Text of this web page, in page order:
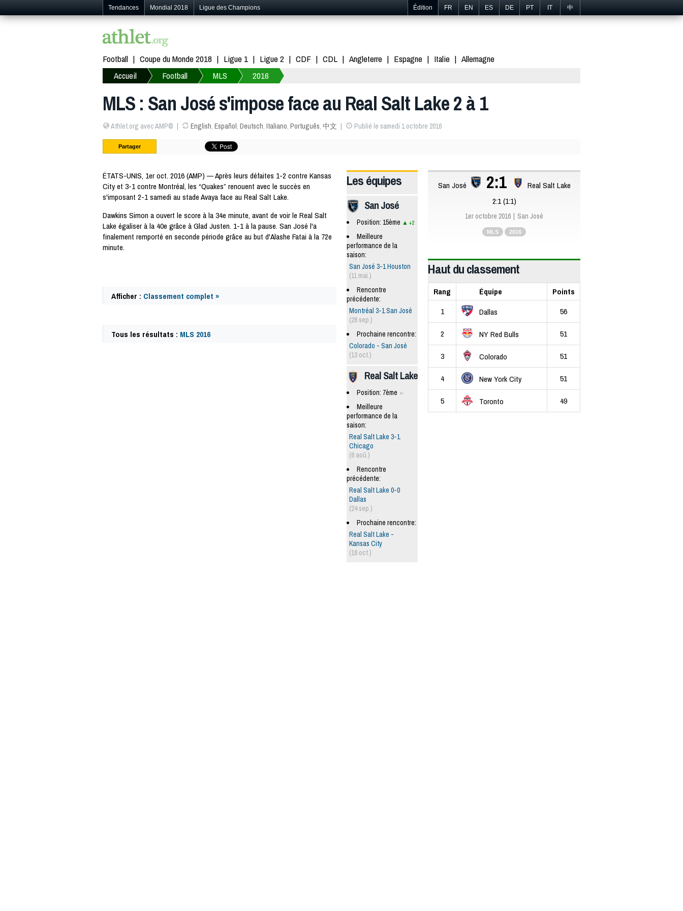
Tendances Mondial 2018 Ligue des Champions Édition FR EN ES DE PT IT 中
Football Coupe du Monde 2018 Ligue 1 Ligue 2 CDF CDL Angleterre Espagne Italie
Allemagne
Accueil
Football MLS 2016
MLS : San José s'impose face au Real Salt Lake 2 à 1
Athlet.org avec AMP© English, Español, Deutsch, Italiano, Português, 中文 Publié le samedi 1 octobre 2016
Partager
ÉTATS-UNIS, 1er oct. 2016 (AMP) — Après leurs défaites 1-2 contre Kansas
City et 3-1 contre Montréal, les “Quakes” renouent avec le succès en
s'imposant 2-1 samedi au stade Avaya face au Real Salt Lake.
Dawkins Simon a ouvert le score à la 34e minute, avant de voir le Real Salt
Lake égaliser à la 40e grâce à Glad Justen. 1-1 à la pause. San José l'a
finalement remporté en seconde période grâce au but d'Alashe Fatai à la 72e
minute.
Afficher : Classement complet »
Tous les résultats : MLS 2016
Les équipes
San José
Position: 15ème +2
Meilleure
performance de la
saison:
San José 3-1 Houston
(11 mai.)
Rencontre
précédente:
Montréal 3-1 San José
(28 sep.)
Prochaine rencontre:
Colorado - San José
(13 oct.)
Real Salt Lake
Position: 7ème
Meilleure
performance de la
saison:
Real Salt Lake 3-1
Chicago
(6 aoû.)
Rencontre
précédente:
Real Salt Lake 0-0
Dallas
(24 sep.)
Prochaine rencontre:
Real Salt Lake -
Kansas City
(16 oct.)
San José 2:1
Real Salt Lake
2:1 (1:1)
1er octobre 2016 San José
MLS 2016
Haut du classement
Rang Équipe
Points
1
Dallas 56
2 NY Red Bulls 51
3 Colorado 51
4 New York City 51
5 Toronto 49